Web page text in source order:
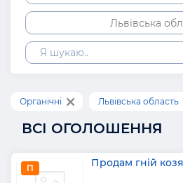
Львівська
Органічні Львівська область
ВСІ ОГОЛОШЕННЯ
П Продам гній